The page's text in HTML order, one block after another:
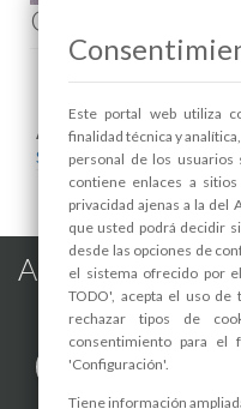
Comenta esta
Areas relacionadas:
Seguridad y Protección
Alhama de
Este portal web utiliza
finalidad técnica y
personal de los usuarios
contiene enlaces a
privacidad ajenas a la del
que usted podrá decidir
desde las opciones de
el sistema ofrecido por
TODO', acepta el uso de
rechazar tipos de
consentimiento para el
'Configuración'.
Tiene información